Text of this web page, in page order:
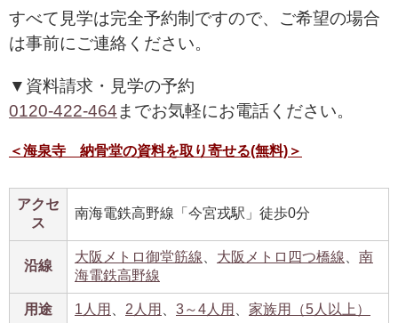
すべて見学は完全予約制ですので、ご希望の場合
は事前にご連絡ください。
▼資料請求・見学の予約
0120-422-464 までお気軽にお電話ください。
＜海泉寺 納骨堂の資料を取り寄せる(無料)＞
アクセ
ス
南海電鉄高野線「今宮戎駅」徒歩0分
沿線
大阪メトロ御堂筋線 大阪メトロ四つ橋線
南
海電鉄高野線
用途 1人用 2人用 3～4人用 家族用（5人以上）